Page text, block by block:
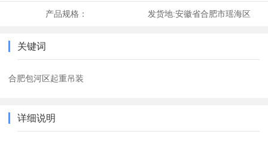
产品规格： 发货地:安徽省合肥市瑶海区
关键词
合肥包河区起重吊装
详细说明